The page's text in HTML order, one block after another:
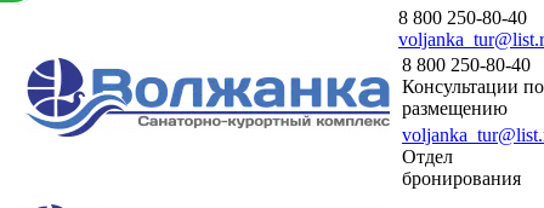
8 800 250-80-40
8 800 250-80-40
Консультации по
размещению
Отдел
бронирования